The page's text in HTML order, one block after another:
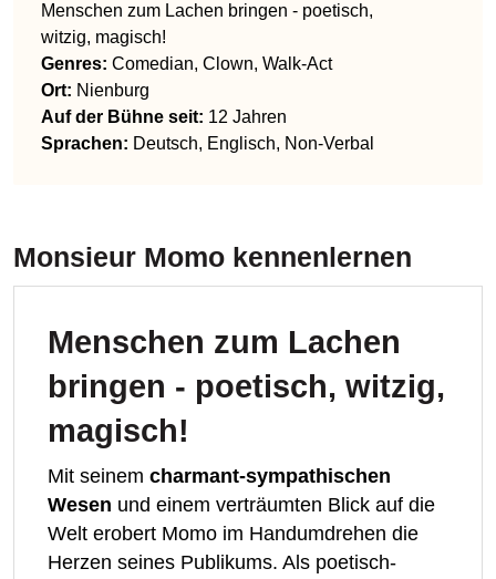
Menschen zum Lachen bringen - poetisch,
witzig, magisch!
Genres: Comedian, Clown, Walk-Act
Ort: Nienburg
Auf der Bühne seit: 12 Jahren
Sprachen: Deutsch, Englisch, Non-Verbal
Monsieur Momo kennenlernen
Menschen zum Lachen
bringen - poetisch, witzig,
magisch!
Mit seinem charmant-sympathischen
Wesen und einem verträumten Blick auf die
Welt erobert Momo im Handumdrehen die
Herzen seines Publikums. Als poetisch-